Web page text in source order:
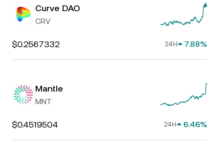
Curve DAO
CRV
$0.2567332 24H 7.88%
Mantle
MNT
$0.4519504 24H 6.46%